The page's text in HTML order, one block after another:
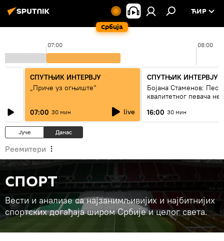
Србија
ЋИР
07:00 08:00
СПУТЊИК ИНТЕРВЈУ
„Приче уз огњиште“
07:00 30 мин live
СПУТЊИК ИНТЕРВЈУ
Бојана Стаменов:
квалитетног певача
16:00 30 мин
Јуче Данас
Реемитери
СПОРТ
Вести и анализе са најзанимљивијих и најбитнијих
спортских догађаја широм Србије и целог света.